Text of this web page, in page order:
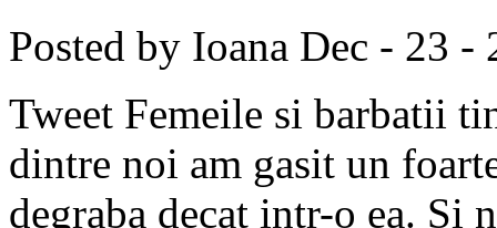
Posted by Ioana Dec - 23 -
Tweet Femeile si barbatii
dintre noi am gasit un
degraba decat intr-o ea. Si